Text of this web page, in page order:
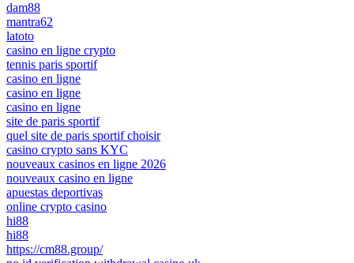
dam88
mantra62
latoto
casino en ligne crypto
tennis paris sportif
casino en ligne
casino en ligne
casino en ligne
site de paris sportif
quel site de paris sportif choisir
casino crypto sans KYC
nouveaux casinos en ligne 2026
nouveaux casino en ligne
apuestas deportivas
online crypto casino
hi88
hi88
https://cm88.group/